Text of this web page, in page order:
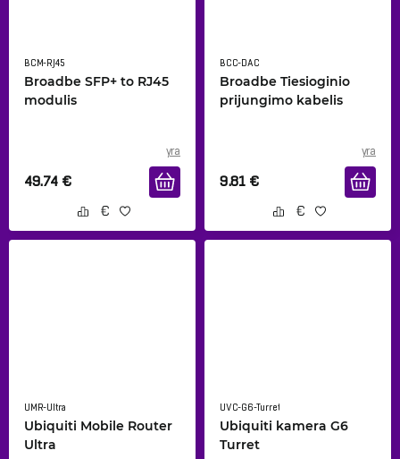
BCM-RJ45
Broadbe SFP+ to RJ45
modulis
yra
49.74 €
BCC-DAC
Broadbe Tiesioginio
prijungimo kabelis
yra
9.81 €
UMR-Ultra
Ubiquiti Mobile Router
Ultra
UVC-G6-Turret
Ubiquiti kamera G6
Turret